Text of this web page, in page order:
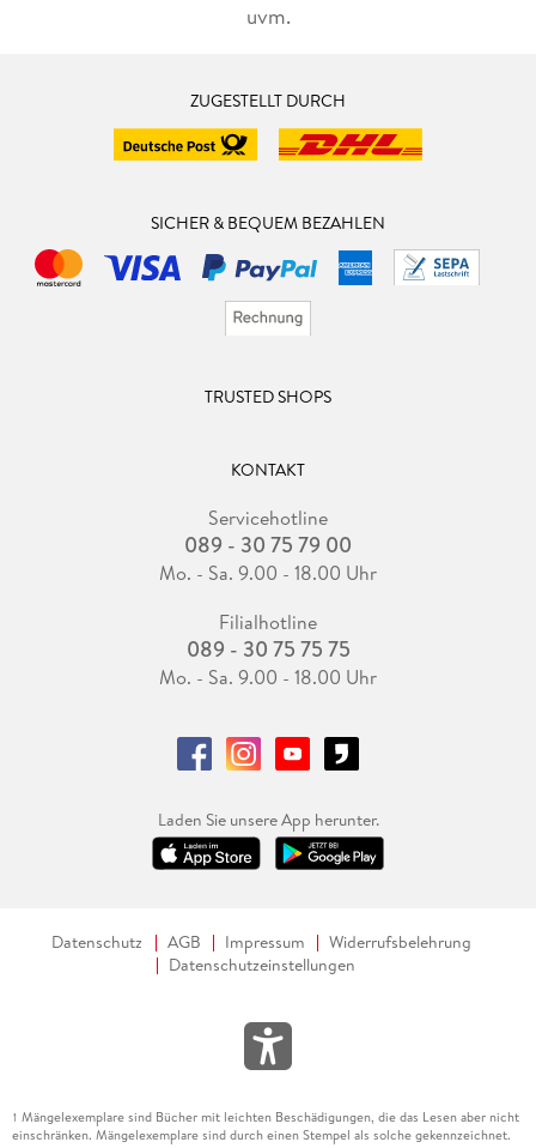
uvm.
ZUGESTELLT DURCH
SICHER & BEQUEM BEZAHLEN
TRUSTED SHOPS
KONTAKT
Servicehotline
089 - 30 75 79 00
Mo. - Sa. 9.00 - 18.00 Uhr
Filialhotline
089 - 30 75 75 75
Mo. - Sa. 9.00 - 18.00 Uhr
Laden Sie unsere App herunter.
Datenschutz AGB Impressum
Widerrufsbelehrung
Datenschutzeinstellungen
1 Mängelexemplare sind Bücher mit leichten Beschädigungen, die das Lesen aber nicht
einschränken. Mängelexemplare sind durch einen Stempel als solche gekennzeichnet.